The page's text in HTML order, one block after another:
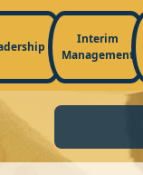
Interim
Management